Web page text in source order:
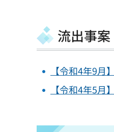
流出事案
【令和4年9月
【令和4年5月